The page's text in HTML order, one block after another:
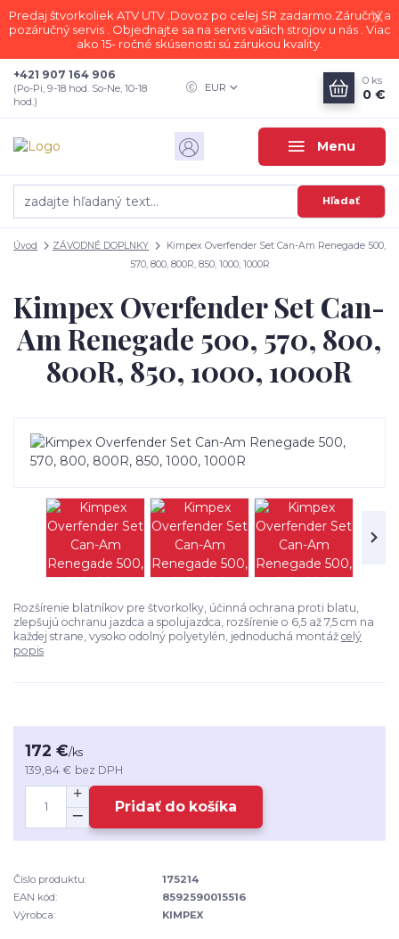
Predaj štvorkoliek ATV UTV .Dovoz po celej SR zadarmo.Záručný a
pozáručný servis . Objednajte sa na servis vašich strojov u nás . Viac
ako 15- ročné skúsenosti sú zárukou kvality.
Menu
EUR
Hľadať
+421 907 164 906
(Po-Pi, 9-18 hod. So-Ne, 10-18
hod.)
0 ks
0 €
Úvod ZÁVODNÉ DOPLNKY
Kimpex Overfender Set Can-Am Renegade 500,
570, 800, 800R, 850, 1000, 1000R
Kimpex Overfender Set Can-
Am Renegade 500, 570, 800,
800R, 850, 1000, 1000R
Rozšírenie blatníkov pre štvorkolky, účinná ochrana proti blatu,
zlepšujú ochranu jazdca a spolujazdca, rozšírenie o 6,5 až 7,5 cm na
každej strane, vysoko odolný polyetylén, jednoduchá montáž celý
popis
172 €/ks
139,84 € bez DPH
Pridať do košíka
Číslo produktu:
175214
EAN kód:
8592590015516
Výrobca:
KIMPEX